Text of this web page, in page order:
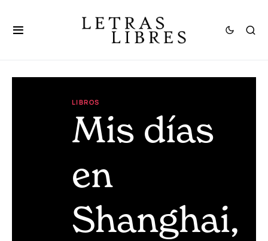
LIBROS
Mis días
en
Shanghai,